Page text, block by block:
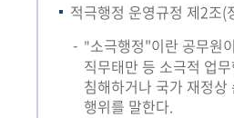
적극행정 운영규정 제2조(
"소극행정"이란 공무원
직무태만 등 소극적 업
침해하거나 국가 재정
행위를 말한다.